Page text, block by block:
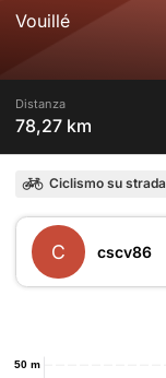
Vouillé
Distanza
78,27 km
Ciclismo su strada
C cscv86
50 m